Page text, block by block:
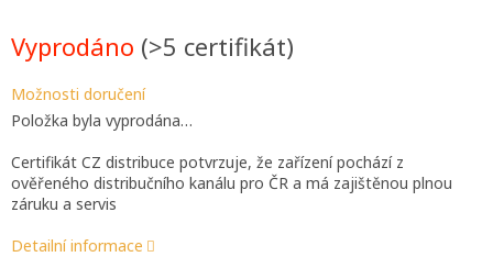
cena:
Vyprodáno (>5 certifikát)
Možnosti doručení
Položka byla vyprodána…
Certifikát CZ distribuce potvrzuje, že zařízení pochází z
ověřeného distribučního kanálu pro ČR a má zajištěnou plnou
záruku a servis
Detailní informace